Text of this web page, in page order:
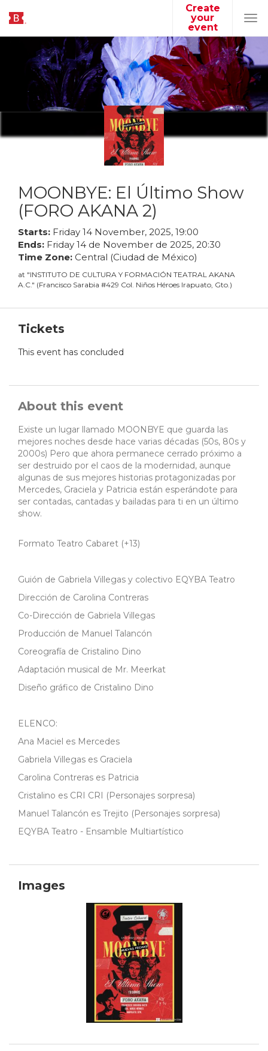
Create
your
event
MOONBYE: El Último Show
(FORO AKANA 2)
Starts: Friday 14 November, 2025, 19:00
Ends: Friday 14 de November de 2025, 20:30
Time Zone: Central (Ciudad de México)
at "INSTITUTO DE CULTURA Y FORMACIÓN TEATRAL AKANA
A.C." (Francisco Sarabia #429 Col. Niños Héroes Irapuato, Gto.)
Tickets
This event has concluded
About this event
Existe un lugar llamado MOONBYE que guarda las
mejores noches desde hace varias décadas (50s, 80s y
2000s) Pero que ahora permanece cerrado próximo a
ser destruido por el caos de la modernidad, aunque
algunas de sus mejores historias protagonizadas por
Mercedes, Graciela y Patricia están esperándote para
ser contadas, cantadas y bailadas para ti en un último
show.
Formato Teatro Cabaret (+13)
Guión de Gabriela Villegas y colectivo EQYBA Teatro
Dirección de Carolina Contreras
Co-Dirección de Gabriela Villegas
Producción de Manuel Talancón
Coreografía de Cristalino Dino
Adaptación musical de Mr. Meerkat
Diseño gráfico de Cristalino Dino
ELENCO:
Ana Maciel es Mercedes
Gabriela Villegas es Graciela
Carolina Contreras es Patricia
Cristalino es CRI CRI (Personajes sorpresa)
Manuel Talancón es Trejito (Personajes sorpresa)
EQYBA Teatro - Ensamble Multiartístico
Images